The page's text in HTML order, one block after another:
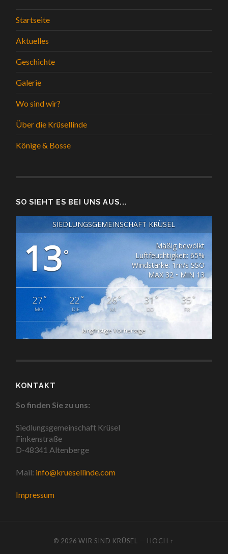
Startseite
Aktuelles
Geschichte
Galerie
Wo sind wir?
Über die Krüsellinde
Könige & Bosse
SO SIEHT ES BEI UNS AUS...
SIEDLUNGSGEMEINSCHAFT KRÜSEL
13°
Mäßig bewölkt
Luftfeuchtigkeit: 65%
Windstärke: 1m/s SSO
MAX 32 • MIN 13
27°
MO
22 °
DIE
26°
MI
31°
DO
35°
FR
langfristige Vorhersage
KONTAKT
So finden Sie zu uns:
Siedlungsgemeinschaft Krüsel
Finkenstraße
D-48341 Altenberge
Mail: info@kruesellinde.com
Impressum
© 2026WIR SIND KRÜSEL — HOCH ↑